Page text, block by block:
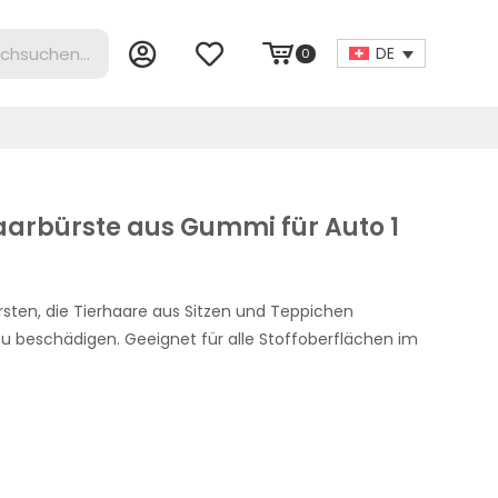
0 DE
aus Gummi für Auto 1
die Tierhaare aus Sitzen und Teppichen
beschädigen. Geeignet für alle Stoffoberflächen im